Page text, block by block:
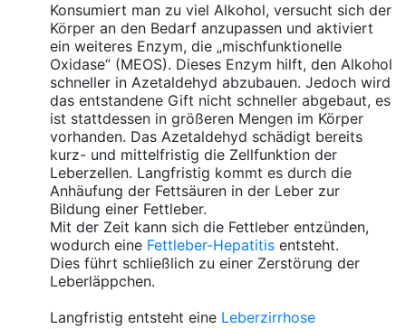
Konsumiert man zu viel Alkohol, versucht sich der
Körper an den Bedarf anzupassen und aktiviert
ein weiteres Enzym, die „mischfunktionelle
Oxidase“ (MEOS). Dieses Enzym hilft, den Alkohol
schneller in Azetaldehyd abzubauen. Jedoch wird
das entstandene Gift nicht schneller abgebaut, es
ist stattdessen in größeren Mengen im Körper
vorhanden. Das Azetaldehyd schädigt bereits
kurz- und mittelfristig die Zellfunktion der
Leberzellen. Langfristig kommt es durch die
Anhäufung der Fettsäuren in der Leber zur
Bildung einer Fettleber.
Mit der Zeit kann sich die Fettleber entzünden,
wodurch eine Fettleber-Hepatitis entsteht.
Dies führt schließlich zu einer Zerstörung der
Leberläppchen.
Langfristig entsteht eine Leberzirrhose